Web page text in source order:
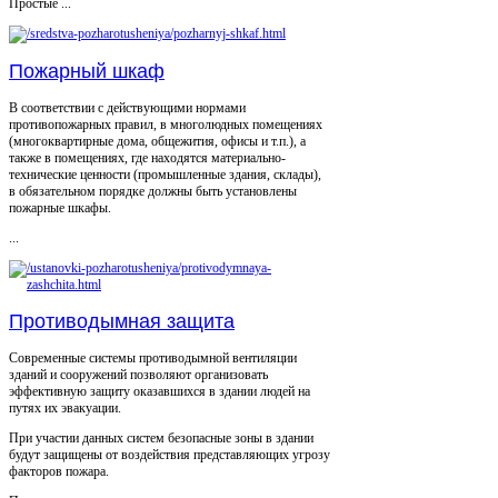
Простые ...
Пожарный шкаф
В соответствии с действующими нормами
противопожарных правил, в многолюдных помещениях
(многоквартирные дома, общежития, офисы и т.п.), а
также в помещениях, где находятся материально-
технические ценности (промышленные здания, склады),
в обязательном порядке должны быть установлены
пожарные шкафы.
...
Противодымная защита
Современные системы противодымной вентиляции
зданий и сооружений позволяют организовать
эффективную защиту оказавшихся в здании людей на
путях их эвакуации.
При участии данных систем безопасные зоны в здании
будут защищены от воздействия представляющих угрозу
факторов пожара.